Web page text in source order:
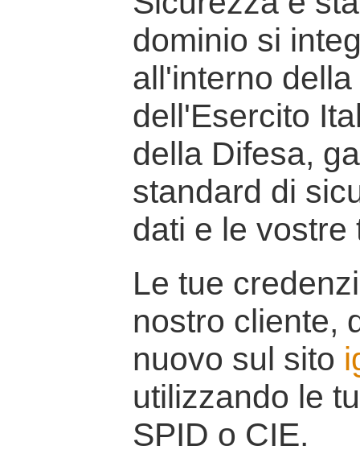
dominio si
all'interno
dell'Esercito
della Difesa,
standard di
dati e le vostre
Le tue
nostro cliente,
nuovo sul sito
utilizzando le
SPID o CIE.